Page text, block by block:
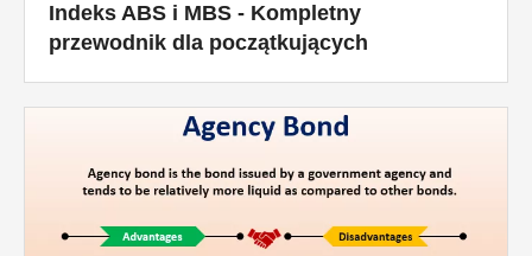
Indeks ABS i MBS - Kompletny
przewodnik dla początkujących